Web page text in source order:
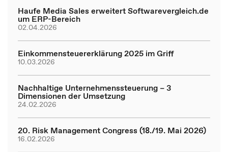
Haufe Media Sales erweitert Softwarevergleich.de
um ERP-Bereich
02.04.2026
Einkommensteuererklärung 2025 im Griff
10.03.2026
Nachhaltige Unternehmenssteuerung – 3
Dimensionen der Umsetzung
24.02.2026
20. Risk Management Congress (18./19. Mai 2026)
16.02.2026